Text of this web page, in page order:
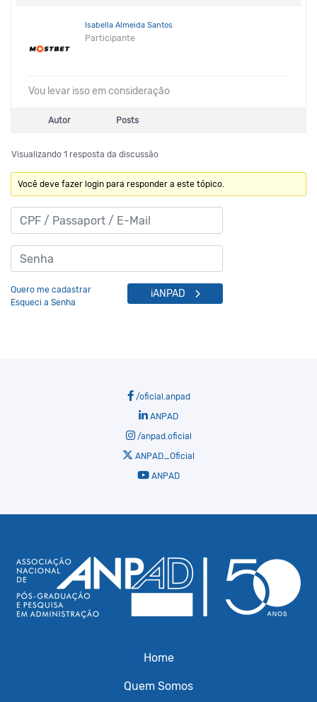
Isabella Almeida Santos
Participante
Vou levar isso em consideração
Autor Posts
Visualizando 1 resposta da discussão
Você deve fazer login para responder a este tópico.
Quero me cadastrar
Esqueci a Senha
iANPAD
/oficial.anpad
ANPAD
/anpad.oficial
ANPAD_Oficial
ANPAD
Home
Quem Somos